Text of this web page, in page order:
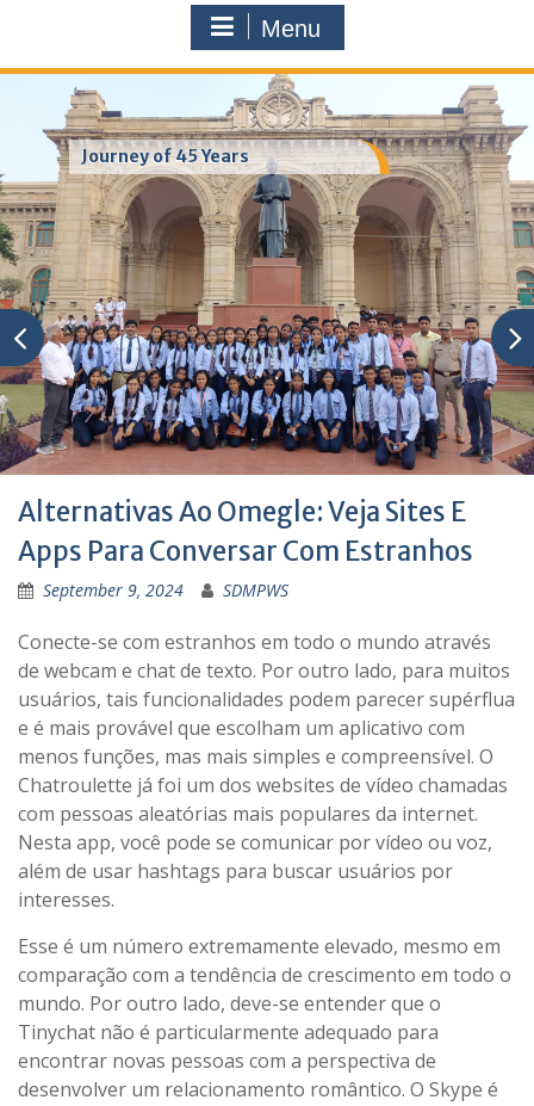
Menu
Journey of 45 Years
Alternativas Ao Omegle: Veja Sites E
Apps Para Conversar Com Estranhos
September 9, 2024 SDMPWS
Conecte-se com estranhos em todo o mundo através
de webcam e chat de texto. Por outro lado, para muitos
usuários, tais funcionalidades podem parecer supérflua
e é mais provável que escolham um aplicativo com
menos funções, mas mais simples e compreensível. O
Chatroulette já foi um dos websites de vídeo chamadas
com pessoas aleatórias mais populares da internet.
Nesta app, você pode se comunicar por vídeo ou voz,
além de usar hashtags para buscar usuários por
interesses.
Esse é um número extremamente elevado, mesmo em
comparação com a tendência de crescimento em todo o
mundo. Por outro lado, deve-se entender que o
Tinychat não é particularmente adequado para
encontrar novas pessoas com a perspectiva de
desenvolver um relacionamento romântico. O Skype é